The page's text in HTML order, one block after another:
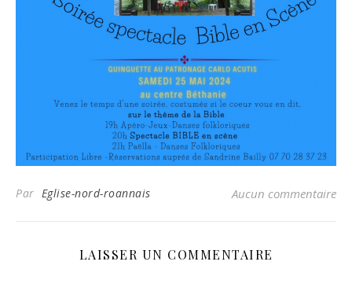
Par Eglise-nord-roannais Aucun commentaire
LAISSER UN COMMENTAIRE